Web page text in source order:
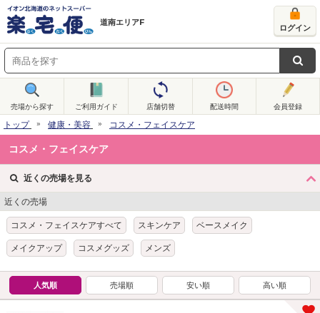
道南エリアF
ログイン
売場から探す ご利用ガイド 店舗切替 配送時間 会員登録
トップ 健康・美容 コスメ・フェイスケア
コスメ・フェイスケア
近くの売場を見る
近くの売場
コスメ・フェイスケアすべて スキンケア ベースメイク
メイクアップ コスメグッズ メンズ
人気順 売場順 安い順 高い順